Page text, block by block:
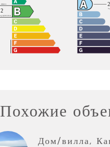
Похожие
Дом/вилла,